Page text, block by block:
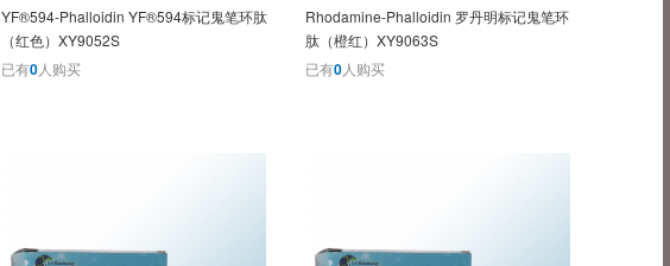
YF®594-Phalloidin YF®594标记鬼笔环肽
（红色）XY9052S
已有0人购买
Rhodamine-Phalloidin 罗丹明标记鬼笔环
肽（橙红）XY9063S
已有0人购买